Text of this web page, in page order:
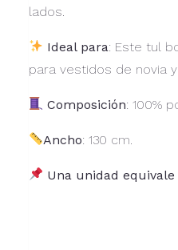
lados.
Ideal para: Este tul
para vestidos de novia
Composición: 100%
Ancho: 130 cm.
Una unidad